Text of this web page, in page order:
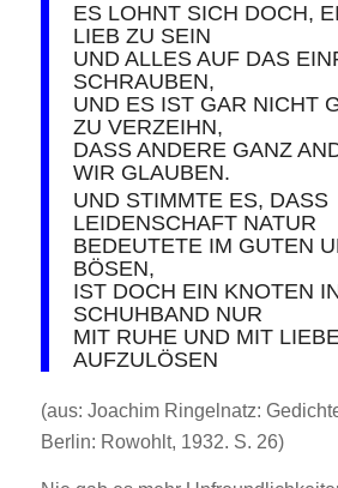
ES LOHNT SICH DOCH,
LIEB ZU SEIN
UND ALLES AUF DAS
SCHRAUBEN,
UND ES IST GAR NICHT
U VERZEIHN,
DASS ANDERE GANZ
IR GLAUBEN.
UND STIMMTE ES, DASS L
EIDENSCHAFT NATUR
BEDEUTETE IM GUTEN
BÖSEN,
IST DOCH EIN KNOTEN
SCHUHBAND NUR
MIT RUHE UND MIT
AUFZULÖSEN
(aus: Joachim Ringelnatz:
Berlin: Rowohlt, 1932. S. 26)